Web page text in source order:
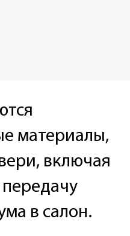
материалы,
включая
в салон.